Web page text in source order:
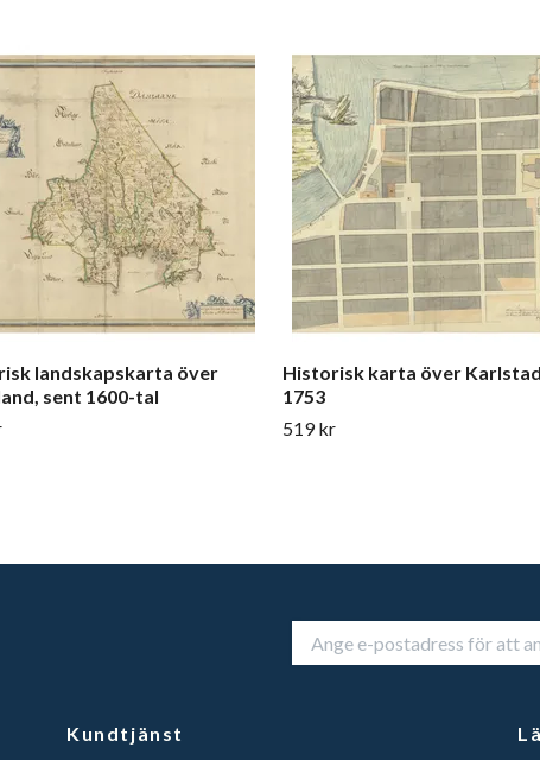
landskapskarta över
sent 1600-tal
Historisk karta över
1753
519 kr
Kundtjänst